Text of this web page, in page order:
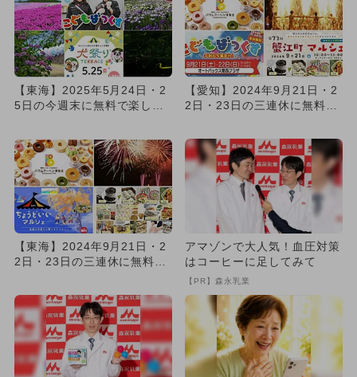
【東海】2025年5月24日・2
5日の今週末に無料で楽しめ
【愛知】2024年9月21日・2
2日・23日の三連休に無料で
【東海】2024年9月21日・2
2日・23日の三連休に無料で
アマゾンで大人気！血圧対策
はコーヒーに足してみて
【PR】森永乳業